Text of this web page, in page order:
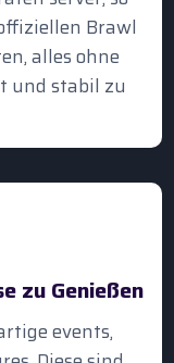
Brawl
alles ohne
und stabil zu
zu Genießen
events,